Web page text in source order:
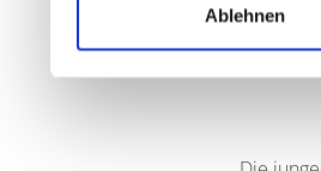
Ablehnen
(Leitung: